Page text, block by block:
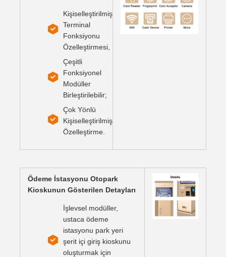
Kişiselleştirilmiş
Terminal
Fonksiyonu
Özelleştirmesi,
Çeşitli
Fonksiyonel
Modüller
Birleştirilebilir;
Çok Yönlü
Kişiselleştirilmiş
Özelleştirme.
Ödeme İstasyonu Otopark
Kioskunun Gösterilen Detayları
İşlevsel modüller,
ustaca ödeme
istasyonu park yeri
şerit içi giriş kioskunu
oluşturmak için